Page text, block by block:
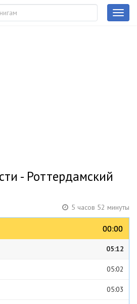
- Роттердамский
5 часов 52 минуты
00:00
00:00
05:12
05:02
05:03